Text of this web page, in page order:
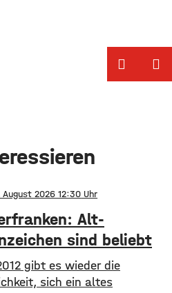
August 2026 12:30
Alt-
sind beliebt
gibt es wieder die
sich ein altes